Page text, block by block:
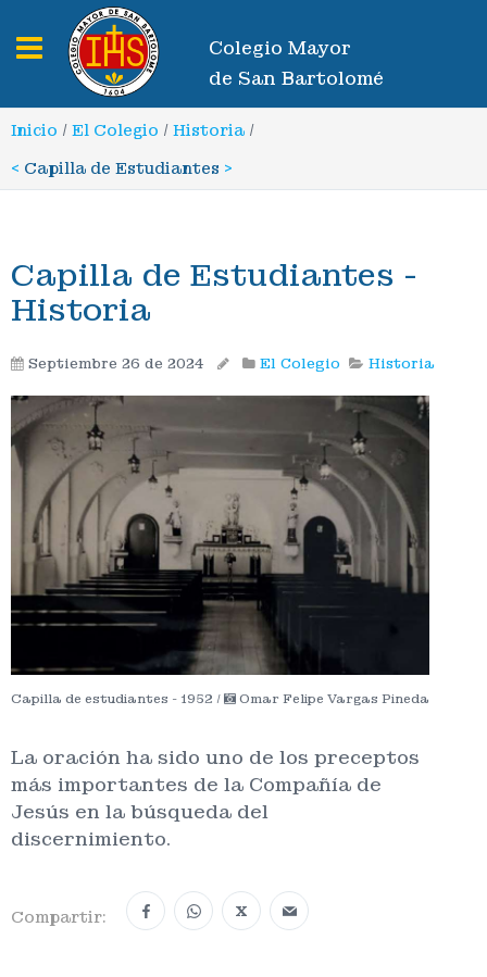
Toggle navigation
Colegio Mayor
de San Bartolomé
Inicio / El Colegio / Historia /
< Capilla de Estudiantes >
Capilla de Estudiantes -
Historia
Septiembre 26 de 2024 El Colegio Historia
Capilla de estudiantes - 1952 / Omar Felipe Vargas Pineda
La oración ha sido uno de los preceptos
más importantes de la Compañía de
Jesús en la búsqueda del
discernimiento.
Compartir: X